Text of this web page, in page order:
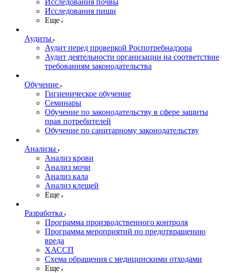
Исследования почвы
Исследования пищи
Еще
Аудиты
Аудит перед проверкой Роспотребнадзора
Аудит деятельности организации на соответствие
требованиям законодательства
Обучение
Гигиеническое обучение
Семинары
Обучение по законодательству в сфере защиты
прав потребителей
Обучение по санитарному законодательству
Анализы
Анализ крови
Анализ мочи
Анализ кала
Анализ клещей
Еще
Разработка
Программа производственного контроля
Программа мероприятий по предотвращению
вреда
ХАССП
Схема обращения с медицинскими отходами
Еще